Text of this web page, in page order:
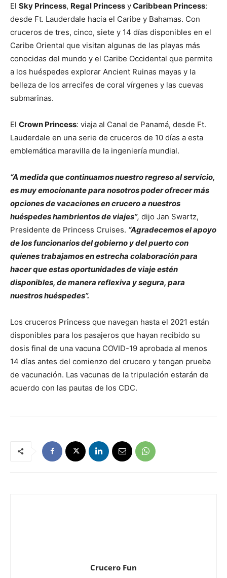
El Sky Princess, Regal Princess yCaribbean Princess:
desde Ft. Lauderdale hacia el Caribe y Bahamas. Con
cruceros de tres, cinco, siete y 14 días disponibles en el
Caribe Oriental que visitan algunas de las playas más
conocidas del mundo y el Caribe Occidental que permite
a los huéspedes explorar Ancient Ruinas mayas y la
belleza de los arrecifes de coral vírgenes y las cuevas
submarinas.
El Crown Princess: viaja al Canal de Panamá, desde Ft.
Lauderdale en una serie de cruceros de 10 días a esta
emblemática maravilla de la ingeniería mundial.
“A medida que continuamos nuestro regreso al servicio,
es muy emocionante para nosotros poder ofrecer más
opciones de vacaciones en crucero a nuestros
huéspedes hambrientos de viajes”, dijo Jan Swartz,
Presidente de Princess Cruises. “Agradecemos el apoyo
de los funcionarios del gobierno y del puerto con
quienes trabajamos en estrecha colaboración para
hacer que estas oportunidades de viaje estén
disponibles, de manera reflexiva y segura, para
nuestros huéspedes”.
Los cruceros Princess que navegan hasta el 2021 están
disponibles para los pasajeros que hayan recibido su
dosis final de una vacuna COVID-19 aprobada al menos
14 días antes del comienzo del crucero y tengan prueba
de vacunación. Las vacunas de la tripulación estarán de
acuerdo con las pautas de los CDC.
Crucero Fun